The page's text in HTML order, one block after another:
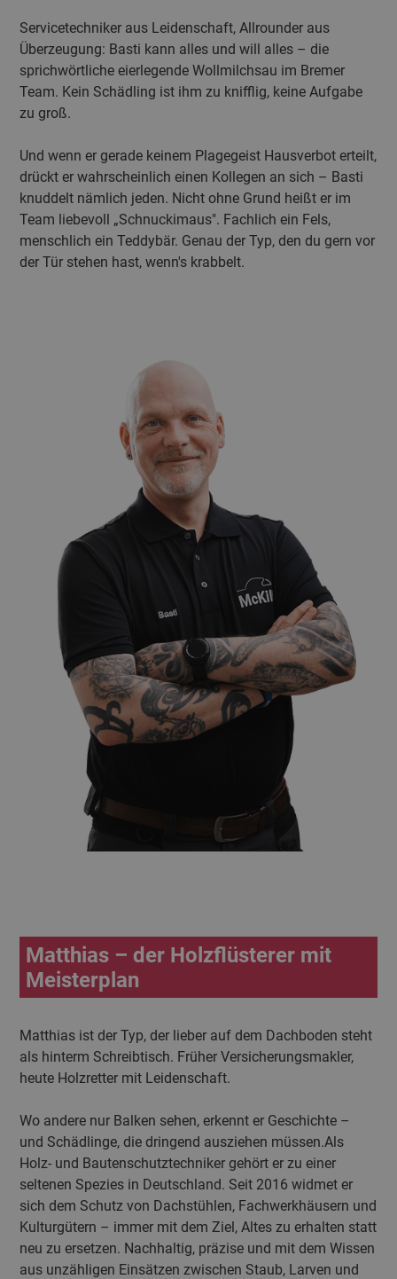
Servicetechniker aus Leidenschaft, Allrounder aus
Überzeugung: Basti kann alles und will alles – die
sprichwörtliche eierlegende Wollmilchsau im Bremer
Team. Kein Schädling ist ihm zu knifflig, keine Aufgabe
zu groß.
Und wenn er gerade keinem Plagegeist Hausverbot erteilt,
drückt er wahrscheinlich einen Kollegen an sich – Basti
knuddelt nämlich jeden. Nicht ohne Grund heißt er im
Team liebevoll „Schnuckimaus". Fachlich ein Fels,
menschlich ein Teddybär. Genau der Typ, den du gern vor
der Tür stehen hast, wenn's krabbelt.
Matthias – der Holzflüsterer mit
Meisterplan
Matthias ist der Typ, der lieber auf dem Dachboden steht
als hinterm Schreibtisch. Früher Versicherungsmakler,
heute Holzretter mit Leidenschaft.
Wo andere nur Balken sehen, erkennt er Geschichte –
und Schädlinge, die dringend ausziehen müssen.Als
Holz- und Bautenschutztechniker gehört er zu einer
seltenen Spezies in Deutschland. Seit 2016 widmet er
sich dem Schutz von Dachstühlen, Fachwerkhäusern und
Kulturgütern – immer mit dem Ziel, Altes zu erhalten statt
neu zu ersetzen. Nachhaltig, präzise und mit dem Wissen
aus unzähligen Einsätzen zwischen Staub, Larven und